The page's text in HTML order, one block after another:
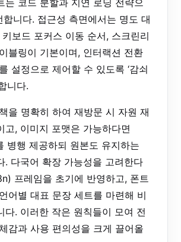
합니다. 접근성 측면에서는 명도 대
보드 포커스 이동 순서, 스크린리
블링이 기본이며, 인터랙션 전환
설정으로 제어할 수 있도록 ‘감쇠
니다.
을 명확히 하여 재방문 시 자원 재
고, 이미지 포맷은 가능하다면
병행 제공하되 원본도 유지하는
. 다국어 확장 가능성을 고려한다
프레임을 초기에 반영하고, 폰트
어별 대표 문장 세트를 마련해 비
다. 이러한 작은 원칙들이 모여 전
감과 사용 편의성을 크게 끌어올